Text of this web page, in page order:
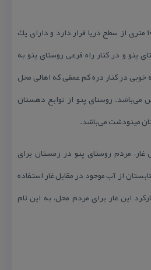
غار حمام خدایی در ارتفاع ۱۰۵۰ متری از سطح دریا قرار دارد و دارای یك
پنو و در كنار راه فرعی روستای پنو به
خوبی در كنار دره كم عمقی كه اهالی محل
روستای پنو از توابع دهستان
مینودشت می‌باشد.
مردم روستای پنو در زمستان برای
از آب موجود در مقابل غار استفاده
این غار برای مردم محل، به این نام